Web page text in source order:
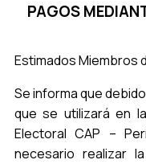
PAGOS
Estimados Miembros
Se informa que
que se utilizará en
Electoral CAP –
necesario realizar